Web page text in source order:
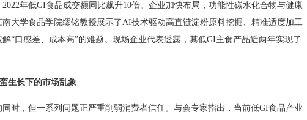
年低GI食品成交额同比飙升10倍。企业加快布局，功能性碳水化合物与健康
大学食品学院缪铭教授展示了AI技术驱动高直链淀粉原料挖掘、精准适度加工
“口感差、成本高”的难题。现场企业代表透露，其低GI主食产品近两年实现了
生长下的市场乱象
时，但一系列问题正严重削弱消费者信任。与会专家指出，当前低GI食品产业